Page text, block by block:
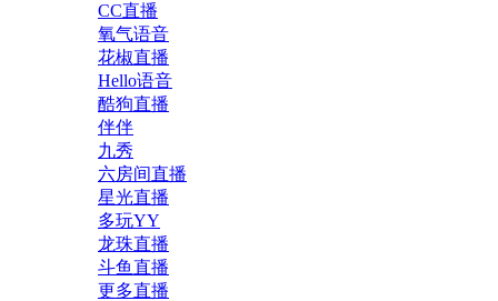
CC直播
氧气语音
花椒直播
Hello语音
酷狗直播
伴伴
九秀
六房间直播
星光直播
多玩YY
龙珠直播
斗鱼直播
更多直播